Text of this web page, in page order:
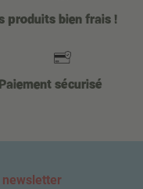
produits bien frais !
Paiement sécurisé
newsletter